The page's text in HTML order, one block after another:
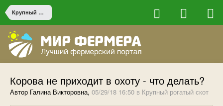
Крупный рогатый скот
Корова не приходит в охоту - что делать?
Автор Галина Викторовна, 05/29/18 16:50 в Крупный рогатый скот